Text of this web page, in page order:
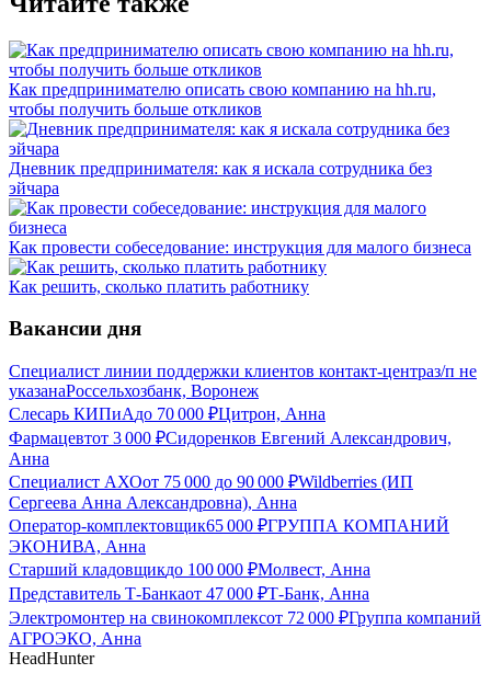
Как предпринимателю описать свою компанию на hh.ru,
чтобы получить больше откликов
Дневник предпринимателя: как я искала сотрудника без
эйчара
Как провести собеседование: инструкция для малого бизнеса
Как решить, сколько платить работнику
Вакансии дня
Специалист линии поддержки клиентов контакт-центраз/п не
указанаРоссельхозбанк, Воронеж
Слесарь КИПиАдо 70 000 ₽Цитрон, Анна
Фармацевтот 3 000 ₽Сидоренков Евгений Александрович,
Анна
Специалист АХОот 75 000 до 90 000 ₽Wildberries (ИП
Сергеева Анна Александровна), Анна
Оператор-комплектовщик65 000 ₽ГРУППА КОМПАНИЙ
ЭКОНИВА, Анна
Старший кладовщикдо 100 000 ₽Молвест, Анна
Представитель Т-Банкаот 47 000 ₽Т-Банк, Анна
Электромонтер на свинокомплексот 72 000 ₽Группа компаний
АГРОЭКО, Анна
HeadHunter